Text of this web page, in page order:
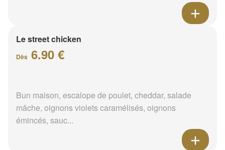
Le street chicken
Dès 6.90 €
Bun maison, escalope de poulet, cheddar, salade
mâche, oignons violets caramélisés, oignons
émincés, sauc...